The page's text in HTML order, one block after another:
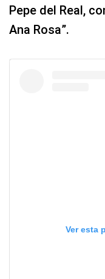
Pepe del Real,
Ana Rosa”.
Ver esta